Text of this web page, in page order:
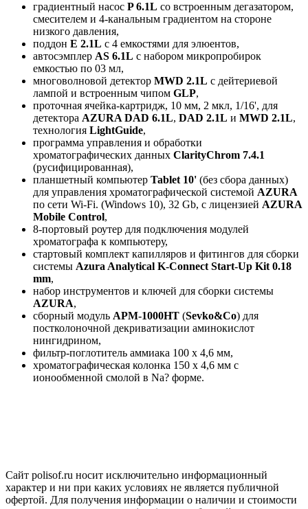
градиентный насос P 6.1L со встроенным дегазатором,
смесителем и 4-канальным градиентом на стороне
низкого давления,
поддон E 2.1L с 4 емкостями для элюентов,
автосэмплер AS 6.1L с набором микропробирок
емкостью по 03 мл,
многоволновой детектор MWD 2.1L с дейтериевой
лампой и встроенным чипом GLP,
проточная ячейка-картридж, 10 мм, 2 мкл, 1/16', для
детектора AZURA DAD 6.1L, DAD 2.1L и MWD 2.1L,
технология LightGuide,
программа управления и обработки
хроматографических данных ClarityChrom 7.4.1
(русифицированная),
планшетный компьютер Tablet 10' (без сбора данных)
для управления хроматографической системой AZURA
по сети Wi-Fi. (Windows 10), 32 Gb, c лицензией AZURA
Mobile Control,
8-портовый роутер для подключения модулей
хроматографа к компьютеру,
стартовый комплект капилляров и фитингов для сборки
системы Azura Analytical K-Connect Start-Up Kit 0.18
mm,
набор инструментов и ключей для сборки системы
AZURA,
сборный модуль АРМ-1000НТ (Sevko&Co) для
постколоночной декриватизации аминокислот
нингидрином,
фильтр-поглотитель аммиака 100 х 4,6 мм,
хроматографическая колонка 150 х 4,6 мм с
ионообменной смолой в Na? форме.
Сайт polisof.ru носит исключительно информационный
характер и ни при каких условиях не является публичной
офертой. Для получения информации о наличии и стоимости